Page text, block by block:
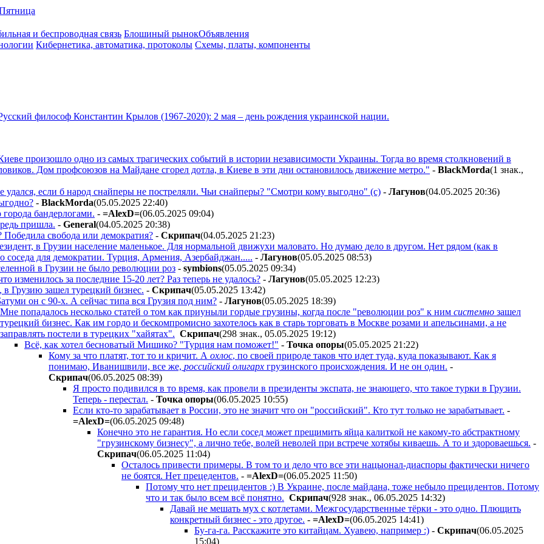
и беспроводная связь Блошиный рынокОбъявления
Кибернетика, автоматика, протоколы Схемы, платы, компоненты
философ Константин Крылов (1967-2020): 2 мая – день рождения украинской нации.
произошло одно из самых трагических событий в истории независимости Украины. Тогда во время столкновений в
Дом профсоюзов на Майдане сгорел дотла, в Киеве в эти дни остановилось движение метро." - BlackMorda(1 знак.,
если б народ снайперы не постреляли. Чьи снайперы? "Смотри кому выгодно" (с) - Лaгyнoв(04.05.2025 20:36)
- BlackMorda(05.05.2025 22:40)
бандерлогами. - =AlexD=(06.05.2025 09:04)
пришла. - General(04.05.2025 20:38)
Победила свобода или демократия? - Cкpипaч(04.05.2025 21:23)
в Грузии население маленькое. Для нормальной движухи маловато. Но думаю дело в другом. Нет рядом (как в
для демократии. Турция, Армения, Азербайджан..... - Лaгyнoв(05.05.2025 08:53)
в Грузии не было революции роз - symbions(05.05.2025 09:34)
изменилось за последние 15-20 лет? Раз теперь не удалось? - Лaгyнoв(05.05.2025 12:23)
в Грузию зашел турецкий бизнес. - Cкpипaч(05.05.2025 13:42)
он с 90-х. А сейчас типа вся Грузия под ним? - Лaгyнoв(05.05.2025 18:39)
Мне попадалось несколько статей о том как приуныли гордые грузины, когда после "революции роз" к ним системно зашел
турецкий бизнес. Как им гордо и бескомпромисно захотелось как в старь торговать в Москве розами и апельсинами, а не
заправлять постели в турецких "хайятах". Cкpипaч(298 знак., 05.05.2025 19:12)
Всё, как хотел бесноватый Мишико? "Турция нам поможет!" - Toчкa oпopы(05.05.2025 21:22)
Кому за что платят, тот то и кричит. А охлос, по своей природе таков что идет туда, куда показывают. Как я
понимаю, Иванишвили, все же, российский олигарх грузинского происхождения. И не он один. -
Cкpипaч(06.05.2025 08:39)
Я просто подивился в то время, как провели в президенты экспата, не знающего, что такое турки в Грузии.
Теперь - перестал. - Toчкa oпopы(06.05.2025 10:55)
Если кто-то зарабатывает в России, это не значит что он "российский". Кто тут только не зарабатывает. -
=AlexD=(06.05.2025 09:48)
Конечно это не гарантия. Но если сосед может прещимить яйца калиткой не какому-то абстрактному
"грузинскому бизнесу", а лично тебе, волей неволей при встрече хотябы киваешь. А то и здороваешься. -
Cкpипaч(06.05.2025 11:04)
Осталось привести примеры. В том то и дело что все эти нацыонал-диаспоры фактически ничего
не боятся. Нет прецедентов. - =AlexD=(06.05.2025 11:50)
Потому что нет прецидентов :) В Украине, после майдана, тоже небыло прецидентов. Потому
что и так было всем всё понятно. Cкpипaч(928 знак., 06.05.2025 14:32)
Давай не мешать мух с котлетами. Межгосударственные тёрки - это одно. Плющить
конкретный бизнес - это другое. - =AlexD=(06.05.2025 14:41)
Бу-га-га. Расскажите это китайцам. Хуавею, например :) - Cкpипaч(06.05.2025
15:04)